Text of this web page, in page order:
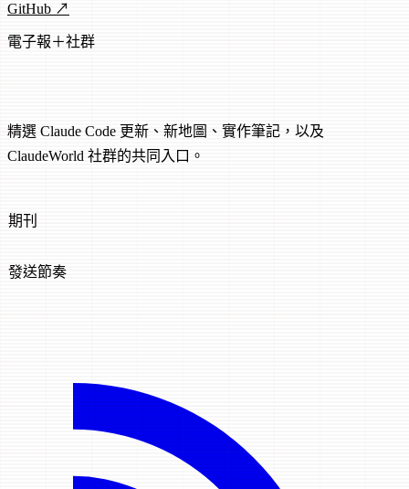
GitHub ↗
電子報＋社群
精選 Claude Code 更新、新地圖、實作筆記，以及
ClaudeWorld 社群的共同入口。
期刊
發送節奏